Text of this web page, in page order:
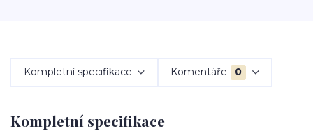
Kompletní specifikace Komentáře 0
Kompletní specifikace